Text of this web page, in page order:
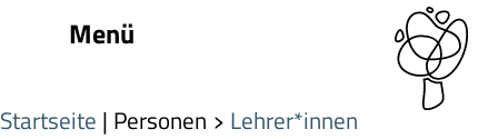
Menü
Startseite | Personen Lehrer*innen